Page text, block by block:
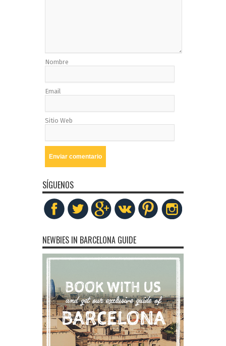
Nombre
Email
Sitio Web
SÍGUENOS
NEWBIES IN BARCELONA GUIDE